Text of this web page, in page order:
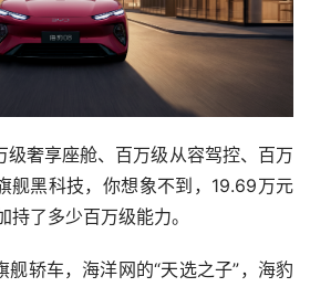
级奢享座舱、百万级从容驾控、百万
舰黑科技，你想象不到，19.69万元
了多少百万级能力。
轿车，海洋网的“天选之子”，海豹